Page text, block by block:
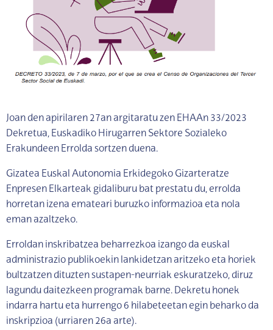
Joan den apirilaren 27an argitaratu zen EHAAn 33/2023
Dekretua, Euskadiko Hirugarren Sektore Sozialeko
Erakundeen Errolda sortzen duena.
Gizatea Euskal Autonomia Erkidegoko Gizarteratze
Enpresen Elkarteak gidaliburu bat prestatu du, errolda
horretan izena emateari buruzko informazioa eta nola
eman azaltzeko.
Erroldan inskribatzea beharrezkoa izango da euskal
administrazio publikoekin lankidetzan aritzeko eta horiek
bultzatzen dituzten sustapen-neurriak eskuratzeko, diruz
lagundu daitezkeen programak barne. Dekretu honek
indarra hartu eta hurrengo 6 hilabeteetan egin beharko da
inskripzioa (urriaren 26a arte).